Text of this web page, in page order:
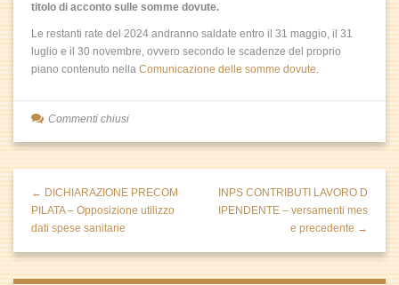
titolo di acconto sulle somme dovute.
Le restanti rate del 2024 andranno saldate entro il 31 maggio, il 31
luglio e il 30 novembre, ovvero secondo le scadenze del proprio
piano contenuto nella Comunicazione delle somme dovute.
Commenti chiusi
← DICHIARAZIONE PRECOM
PILATA – Opposizione utilizzo
dati spese sanitarie
INPS CONTRIBUTI LAVORO D
IPENDENTE – versamenti mes
e precedente →